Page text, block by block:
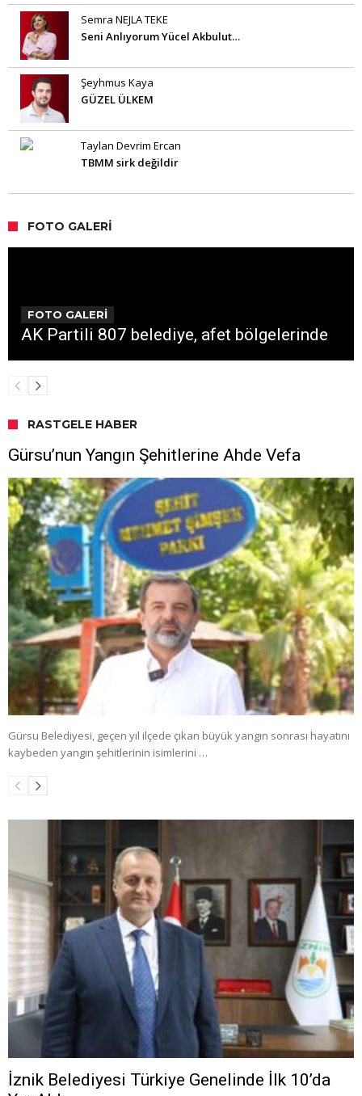
Semra NEJLA TEKE
Seni Anlıyorum Yücel Akbulut…
Şeyhmus Kaya
GÜZEL ÜLKEM
Taylan Devrim Ercan
TBMM sirk değildir
FOTO GALERI
FOTO GALERİ
AK Partili 807 belediye, afet bölgelerinde
RASTGELE HABER
Gürsu’nun Yangın Şehitlerine Ahde Vefa
Gürsu Belediyesi, geçen yıl ilçede çıkan büyük yangın sonrası hayatını
kaybeden yangın şehitlerinin isimlerini …
İznik Belediyesi Türkiye Genelinde İlk 10’da